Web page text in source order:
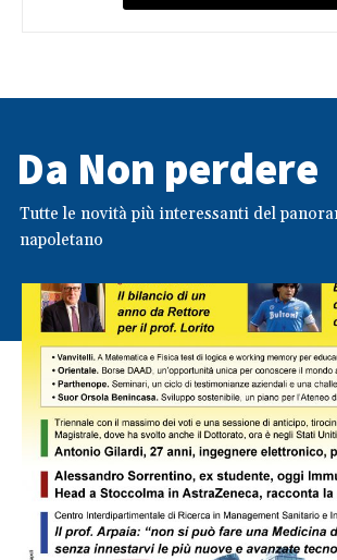
Da Non perdere
Tutte le novità più interessanti del
napoletano